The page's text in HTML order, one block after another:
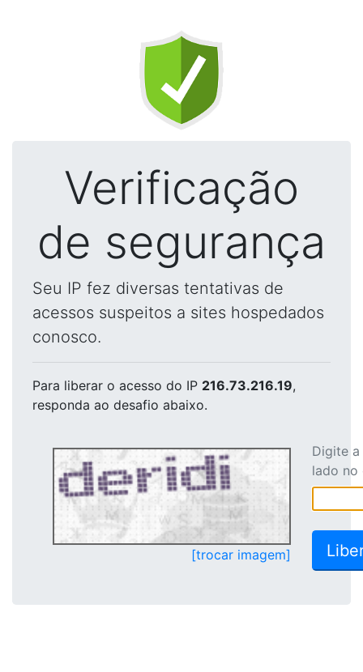
Verificação
de segurança
Seu IP fez diversas tentativas de
acessos suspeitos a sites hospedados
conosco.
Para liberar o acesso do IP 216.73.216.19,
responda ao desafio abaixo.
[trocar imagem]
Digite
lado no